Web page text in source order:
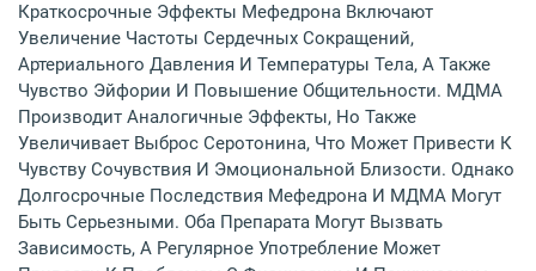
Краткосрочные Эффекты Мефедрона Включают
Увеличение Частоты Сердечных Сокращений,
Артериального Давления И Температуры Тела, А Также
Чувство Эйфории И Повышение Общительности. МДМА
Производит Аналогичные Эффекты, Но Также
Увеличивает Выброс Серотонина, Что Может Привести К
Чувству Сочувствия И Эмоциональной Близости. Однако
Долгосрочные Последствия Мефедрона И МДМА Могут
Быть Серьезными. Оба Препарата Могут Вызвать
Зависимость, А Регулярное Употребление Может